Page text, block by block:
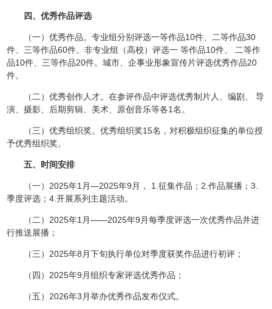
四、优秀作品评选
（一）优秀作品。专业组分别评选一等作品10件、二等作品30
件、三等作品60件。非专业组（高校）评选一 等作品10件、 二等作
品10件、三等作品20件。城市、企事业形象宣传片评选优秀作品20
件。
（二）优秀创作人才。在参评作品中评选优秀制片人、编剧、 导
演、摄影、后期剪辑、美术、原创音乐等各1名。
（三）优秀组织奖。优秀组织奖15名，对积极组织征集的单位授
予优秀组织奖。
五、时间安排
（一）2025年1月—2025年9月， 1.征集作品；2.作品展播；3.
季度评选；4.开展系列主题活动。
（二）2025年1月——2025年9月每季度评选一次优秀作品并进
行推送展播；
（三）2025年8月下旬执行单位对季度获奖作品进行初评；
（四）2025年9月组织专家评选优秀作品；
（五）2026年3月举办优秀作品发布仪式。